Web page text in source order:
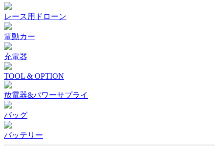
レース用ドローン
電動カー
充電器
TOOL & OPTION
放電器&パワーサプライ
バッグ
バッテリー